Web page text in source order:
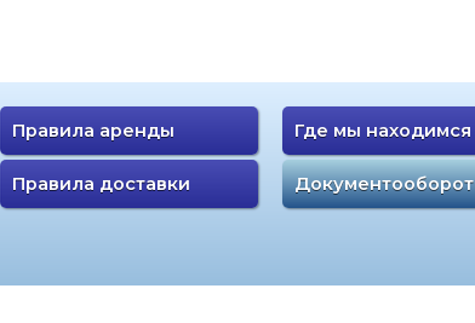
Правила аренды
Правила доставки
Где мы находимся
Документооборот